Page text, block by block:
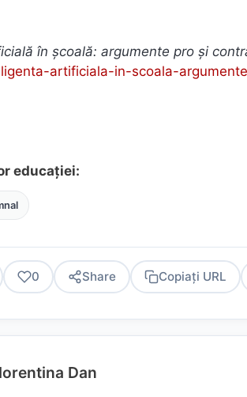
în școală: argumente pro și
artificiala-in-scoala-
educației:
0 Share Copiați URL
Dan